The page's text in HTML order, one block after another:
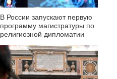
В России запускают первую
программу магистратуры по
религиозной дипломатии